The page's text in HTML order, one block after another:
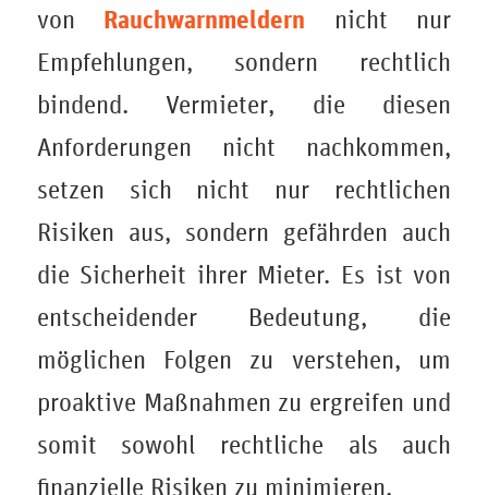
von Rauchwarnmeldern nicht nur
Empfehlungen, sondern rechtlich
bindend. Vermieter, die diesen
Anforderungen nicht nachkommen,
setzen sich nicht nur rechtlichen
Risiken aus, sondern gefährden auch
die Sicherheit ihrer Mieter. Es ist von
entscheidender Bedeutung, die
möglichen Folgen zu verstehen, um
proaktive Maßnahmen zu ergreifen und
somit sowohl rechtliche als auch
finanzielle Risiken zu minimieren.